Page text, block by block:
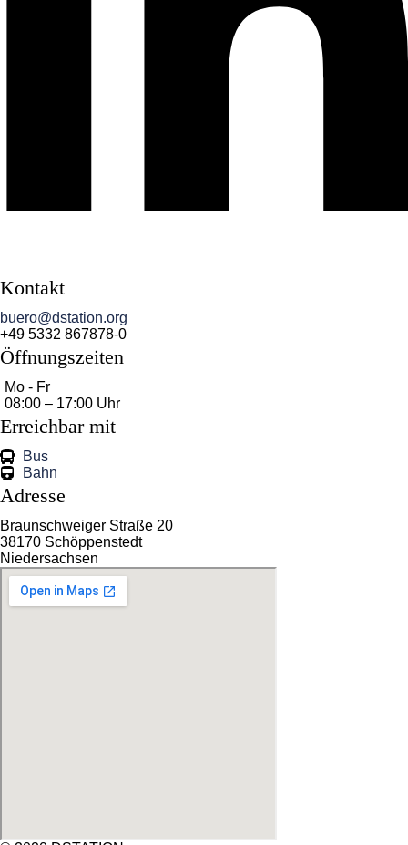
Kontakt
buero@dstation.org
+49 5332 867878-0
Öffnungszeiten
Mo - Fr
08:00 – 17:00 Uhr
Erreichbar mit
Bus
Bahn
Adresse
Braunschweiger Straße 20
38170 Schöppenstedt
Niedersachsen